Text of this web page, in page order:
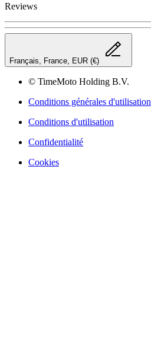
Reviews
Français, France, EUR (€)
© TimeMoto Holding B.V.
Conditions générales d'utilisation
Conditions d'utilisation
Confidentialité
Cookies